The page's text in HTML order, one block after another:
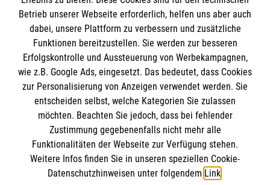
Spenden und Helfen
Spendenkonto
Empfänger: Malteser Hilfsdienst e.V.
IBAN: DE10 3706 0120 1201 2000 12
BIC: GENODED 1PA7
Betrieb unserer Webseite erforderlich, helfen uns aber auch
dabei, unsere Plattform zu verbessern und zusätzliche
Funktionen bereitzustellen. Sie werden zur besseren
Erfolgskontrolle und Aussteuerung von Werbekampagnen,
wie z.B. Google Ads, eingesetzt. Das bedeutet, dass Cookies
zur Personalisierung von Anzeigen verwendet werden. Sie
entscheiden selbst, welche Kategorien Sie zulassen
möchten. Beachten Sie jedoch, dass bei fehlender
Zustimmung gegebenenfalls nicht mehr alle
Funktionalitäten der Webseite zur Verfügung stehen.
Weitere Infos finden Sie in unseren speziellen Cookie-
Datenschutzhinweisen unter folgendem Link.